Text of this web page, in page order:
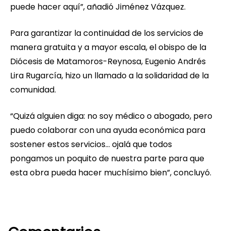
puede hacer aquí”, añadió Jiménez Vázquez.
Para garantizar la continuidad de los servicios de
manera gratuita y a mayor escala, el obispo de la
Diócesis de Matamoros-Reynosa, Eugenio Andrés
Lira Rugarcía, hizo un llamado a la solidaridad de la
comunidad.
“Quizá alguien diga: no soy médico o abogado, pero
puedo colaborar con una ayuda económica para
sostener estos servicios… ojalá que todos
pongamos un poquito de nuestra parte para que
esta obra pueda hacer muchísimo bien”, concluyó.